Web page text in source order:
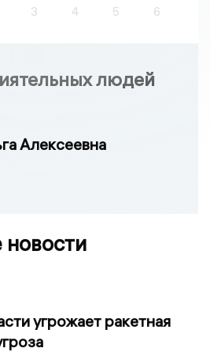
3 4 5 6
людей
Алексеевна
угрожает ракетная